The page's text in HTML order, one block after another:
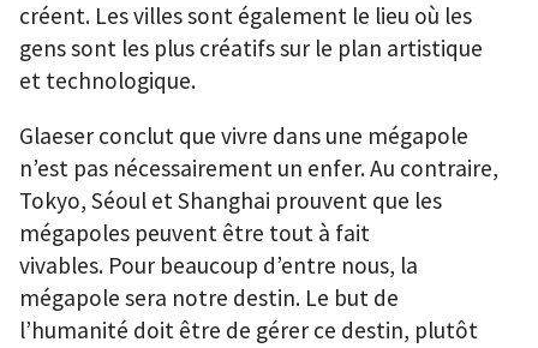
créent. Les villes sont également le lieu où les
gens sont les plus créatifs sur le plan artistique
et technologique.
Glaeser conclut que vivre dans une mégapole
n’est pas nécessairement un enfer. Au contraire,
Tokyo, Séoul et Shanghai prouvent que les
mégapoles peuvent être tout à fait
vivables. Pour beaucoup d’entre nous, la
mégapole sera notre destin. Le but de
l’humanité doit être de gérer ce destin, plutôt